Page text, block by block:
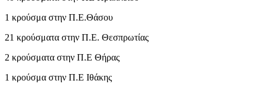
1 κρούσμα στην Π.Ε.Θάσου
21 κρούσματα στην Π.Ε. Θεσπρωτίας
2 κρούσματα στην Π.Ε Θήρας
1 κρούσμα στην Π.Ε Ιθάκης